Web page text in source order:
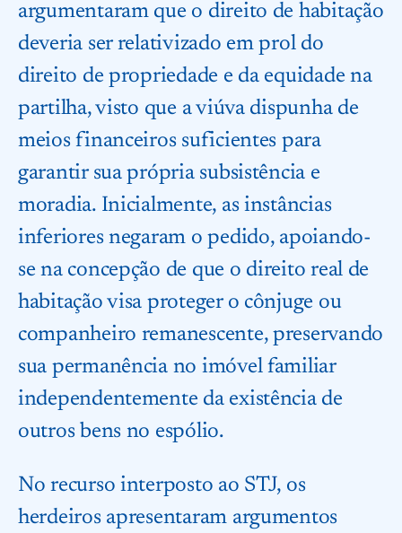
argumentaram que o direito de habitação
deveria ser relativizado em prol do
direito de propriedade e da equidade na
partilha, visto que a viúva dispunha de
meios financeiros suficientes para
garantir sua própria subsistência e
moradia. Inicialmente, as instâncias
inferiores negaram o pedido, apoiando-
se na concepção de que o direito real de
habitação visa proteger o cônjuge ou
companheiro remanescente, preservando
sua permanência no imóvel familiar
independentemente da existência de
outros bens no espólio.
No recurso interposto ao STJ, os
herdeiros apresentaram argumentos